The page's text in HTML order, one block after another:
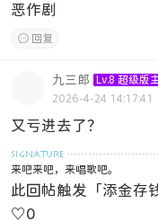
恶作剧
 回复
九三郎 Lv.8 超级版
2026-4-24 14:17:41
又亏进去了？
来吧来吧，来唱歌吧。
此回帖触发「添金存
♡0